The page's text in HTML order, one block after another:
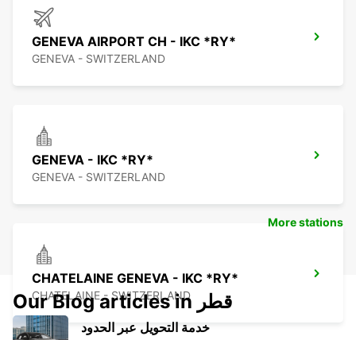
GENEVA AIRPORT CH - IKC *RY*
GENEVA - SWITZERLAND
GENEVA - IKC *RY*
GENEVA - SWITZERLAND
CHATELAINE GENEVA - IKC *RY*
CHATELAINE - SWITZERLAND
More stations
Our Blog articles in قطر
خدمة التحويل عبر الحدود